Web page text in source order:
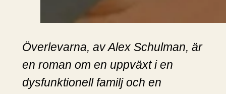
Överlevarna, av Alex Schulman, är
en roman om en uppväxt i en
dysfunktionell familj och en